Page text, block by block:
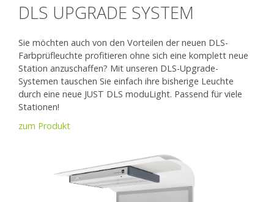
DLS UPGRADE SYSTEM
Sie möchten auch von den Vorteilen der neuen DLS-
Farbprüfleuchte profitieren ohne sich eine komplett neue
Station anzuschaffen? Mit unseren DLS-Upgrade-
Systemen tauschen Sie einfach ihre bisherige Leuchte
durch eine neue JUST DLS moduLight. Passend für viele
Stationen!
zum Produkt